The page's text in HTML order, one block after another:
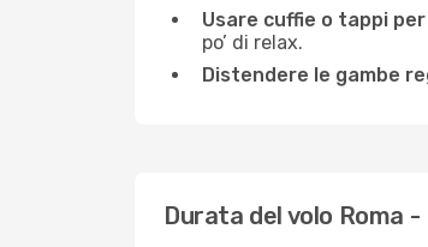
Usare cuffie o tappi
po’ di relax.
Distendere le gambe
Durata del volo Roma -